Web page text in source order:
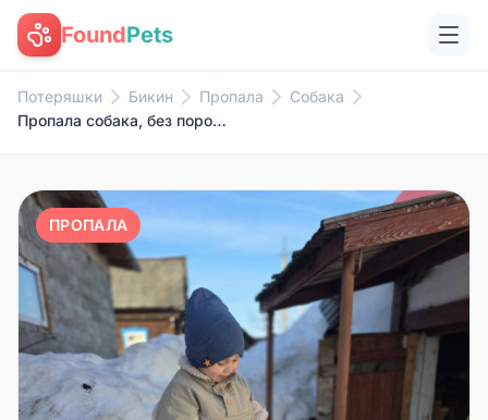
FoundPets
Потеряшки Бикин Пропала
Собака
Пропала собака, без породы, без особых примет
ПРОПАЛА